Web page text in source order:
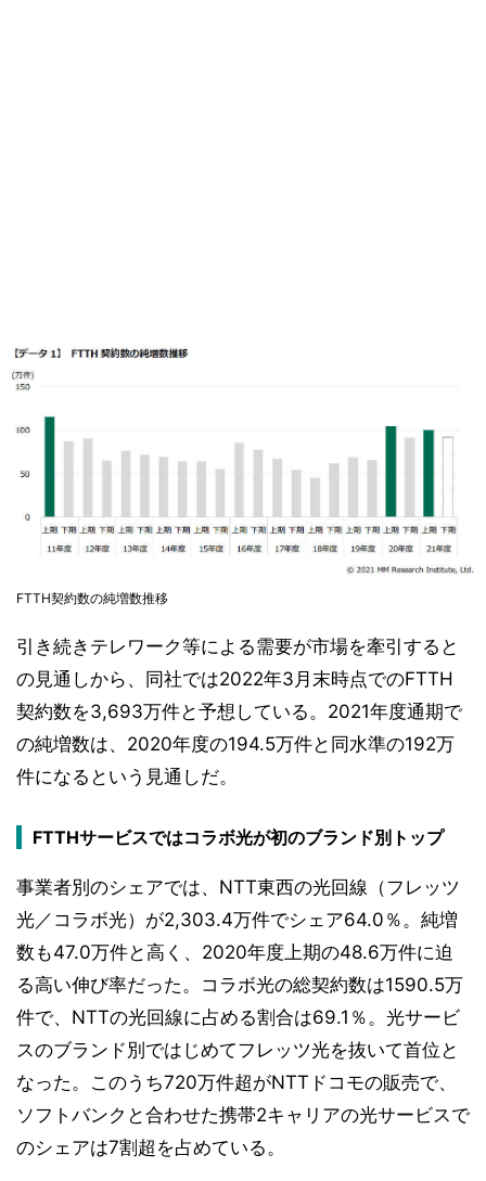
FTTH契約数の純増数推移
引き続きテレワーク等による需要が市場を牽引すると
の見通しから、同社では2022年3月末時点でのFTTH
契約数を3,693万件と予想している。2021年度通期で
の純増数は、2020年度の194.5万件と同水準の192万
件になるという見通しだ。
FTTHサービスではコラボ光が初のブランド別トップ
事業者別のシェアでは、NTT東西の光回線（フレッツ
光／コラボ光）が2,303.4万件でシェア64.0％。純増
数も47.0万件と高く、2020年度上期の48.6万件に迫
る高い伸び率だった。コラボ光の総契約数は1590.5万
件で、NTTの光回線に占める割合は69.1％。光サービ
スのブランド別ではじめてフレッツ光を抜いて首位と
なった。このうち720万件超がNTTドコモの販売で、
ソフトバンクと合わせた携帯2キャリアの光サービスで
のシェアは7割超を占めている。